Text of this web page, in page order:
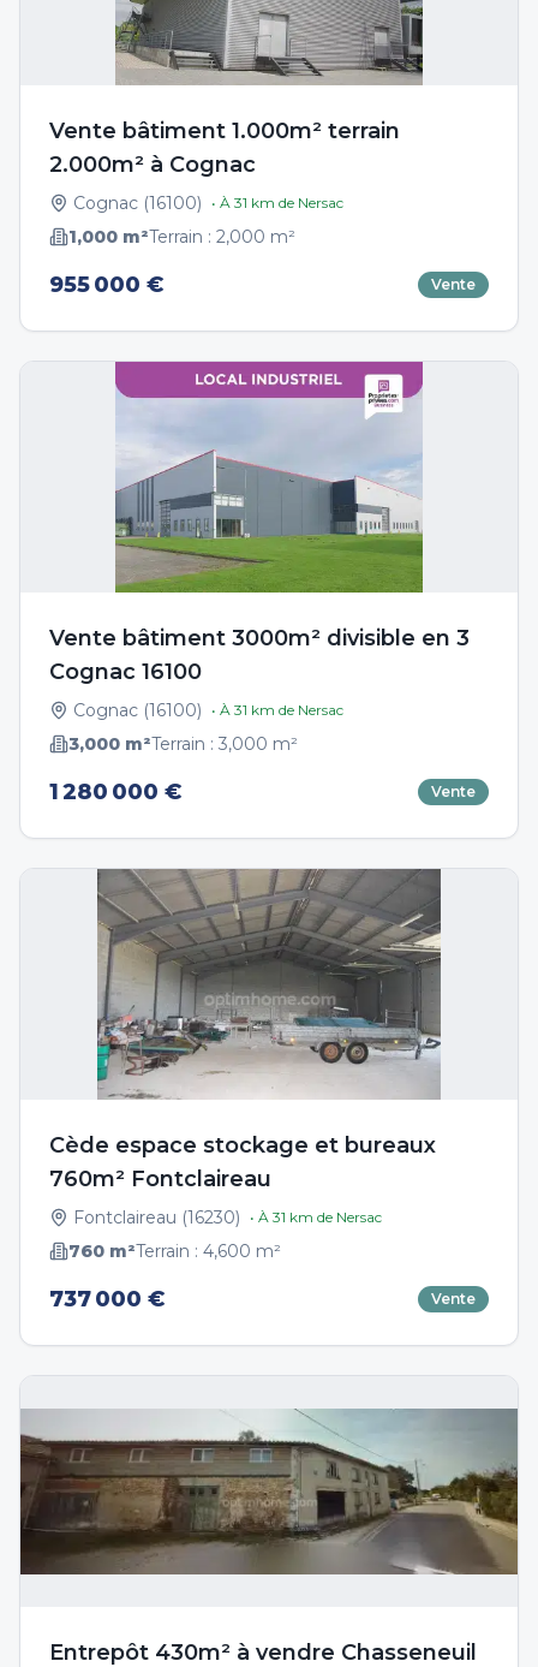
Vente bâtiment 1.000m² terrain
2.000m² à Cognac
Cognac (16100) • À 31 km de Nersac
1,000 m²Terrain : 2,000 m²
955 000 € Vente
Vente bâtiment 3000m² divisible en 3
Cognac 16100
Cognac (16100) • À 31 km de Nersac
3,000 m²Terrain : 3,000 m²
1 280 000 € Vente
Cède espace stockage et bureaux
760m² Fontclaireau
Fontclaireau (16230) • À 31 km de Nersac
760 m²Terrain : 4,600 m²
737 000 € Vente
Entrepôt 430m² à vendre Chasseneuil